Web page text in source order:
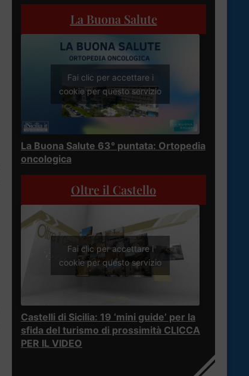
La Buona Salute
Fai clic per accettare i
cookie per questo servizio
La Buona Salute 63° puntata: Ortopedia
oncologica
Oltre il Castello
Fai clic per accettare i
cookie per questo servizio
Castelli di Sicilia: 19 ‘mini guide’ per la
sfida del turismo di prossimità CLICCA
PER IL VIDEO